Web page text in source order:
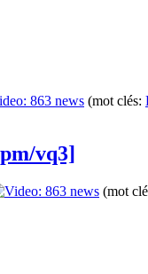
(mot clés:
vq3]
(mot